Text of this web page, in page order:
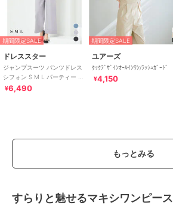
期間限定SALE
ドレススター
ジャンプスーツ パンツドレス
シフォン S M L パーティー 結
婚式
¥6,490
期間限定SALE
ユアーズ
ﾀｯｸﾃﾞｻﾞｲﾝｵｰﾙｲﾝﾜﾝ/ﾗｯｼｭｶﾞｰﾄﾞ
¥4,150
もっとみる
すらりと魅せるマキシワンピース